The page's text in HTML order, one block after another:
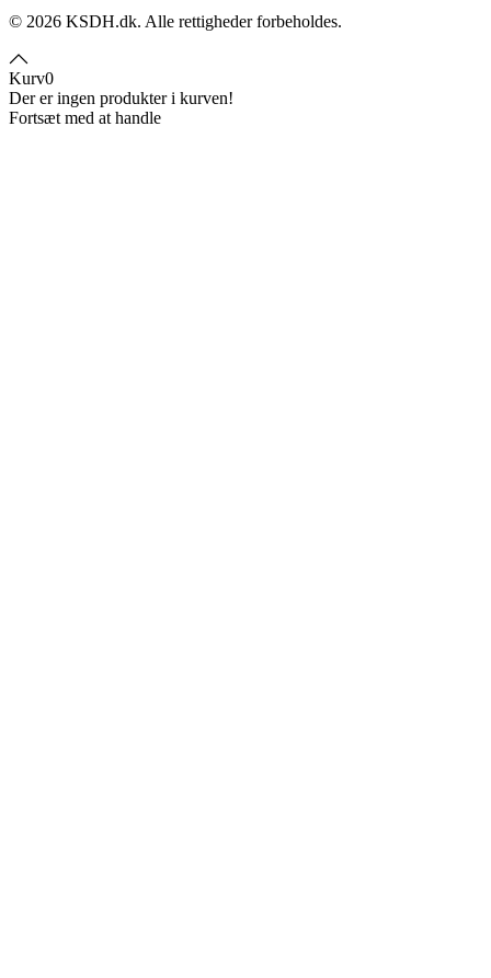
© 2026 KSDH.dk. Alle rettigheder forbeholdes.
Kurv0
Der er ingen produkter i kurven!
Fortsæt med at handle